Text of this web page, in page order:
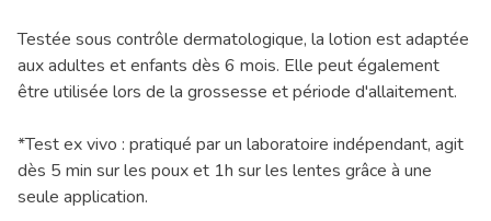
Testée sous contrôle dermatologique, la lotion est adaptée
aux adultes et enfants dès 6 mois. Elle peut également
être utilisée lors de la grossesse et période d'allaitement.
*Test ex vivo : pratiqué par un laboratoire indépendant, agit
dès 5 min sur les poux et 1h sur les lentes grâce à une
seule application.